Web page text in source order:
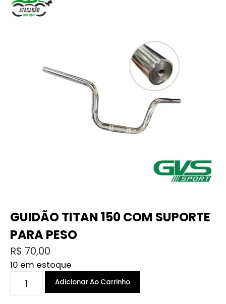
GUIDÃO TITAN 150 COM SUPORTE
PARA PESO
R$ 70,00
10 em estoque
GUIDÃO
TITAN
Adicionar Ao Carrinho